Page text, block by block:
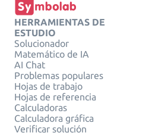
HERRAMIENTAS DE
ESTUDIO
Solucionador
Matemático de IA
AI Chat
Problemas populares
Hojas de trabajo
Hojas de referencia
Calculadoras
Calculadora gráfica
Verificar solución